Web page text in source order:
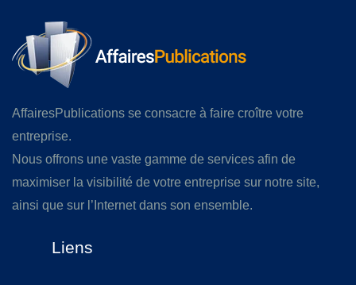
AffairesPublications se consacre à faire croître votre
entreprise.
Nous offrons une vaste gamme de services afin de
maximiser la visibilité de votre entreprise sur notre site,
ainsi que sur l’Internet dans son ensemble.
Liens